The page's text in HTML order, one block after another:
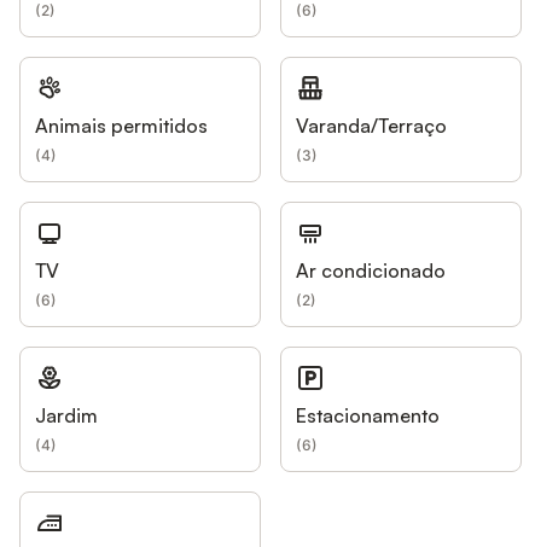
(2) (6)
Animais permitidos
(4)
Varanda/Terraço
(3)
TV
(6)
Ar condicionado
(2)
Jardim
(4)
Estacionamento
(6)